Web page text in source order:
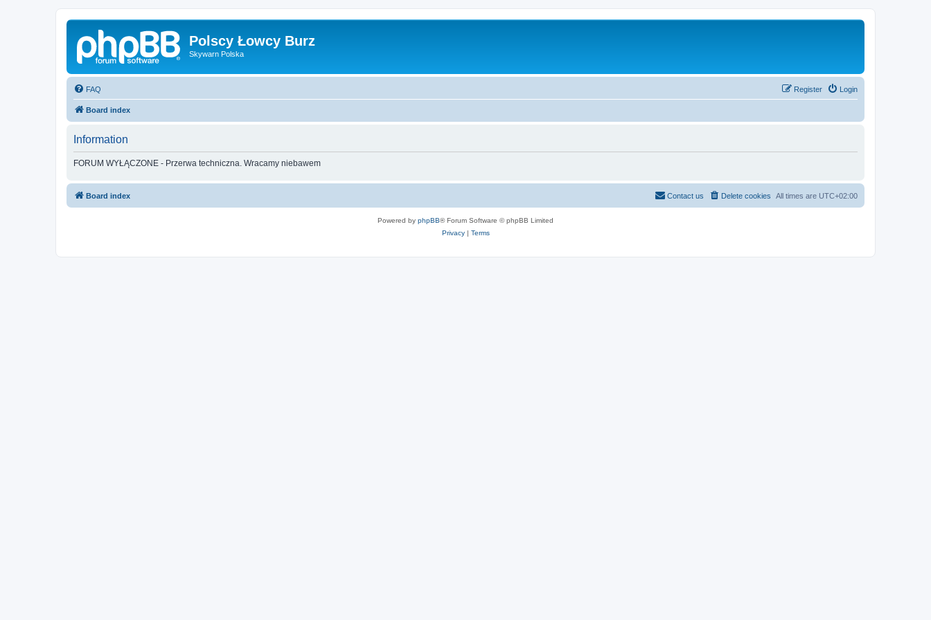
Polscy Łowcy Burz
Skywarn Polska
FAQ Login
Register
Board index
Information
FORUM WYŁĄCZONE - Przerwa techniczna. Wracamy niebawem
Board index All times are UTC+02:00
Delete cookies
Contact us
Powered by phpBB® Forum Software © phpBB Limited
Privacy| Terms